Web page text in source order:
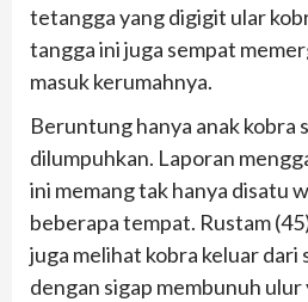
tetangga yang digigit ular
tangga ini juga sempat
masuk kerumahnya.
Beruntung hanya anak kobra
dilumpuhkan. Laporan
ini memang tak hanya disatu
beberapa tempat. Rustam
juga melihat kobra keluar dari
dengan sigap membunuh